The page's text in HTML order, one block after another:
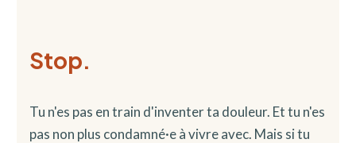
Stop.
Tu n'es pas en train d'inventer ta douleur. Et tu n'es
pas non plus condamné·e à vivre avec. Mais si tu